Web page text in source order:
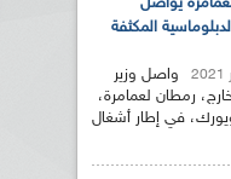
يواصل
المكثفة
واصل وزير
رمطان لعمامرة،
في إطار أشغال